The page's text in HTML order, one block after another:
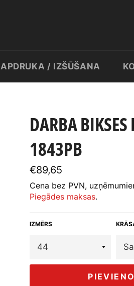
APDRUKA / IZŠŪŠANA
DARBA
1843PB
Standarta
cena
€89,65
Cena bez PVN,
Piegādes maksas.
IZMĒRS